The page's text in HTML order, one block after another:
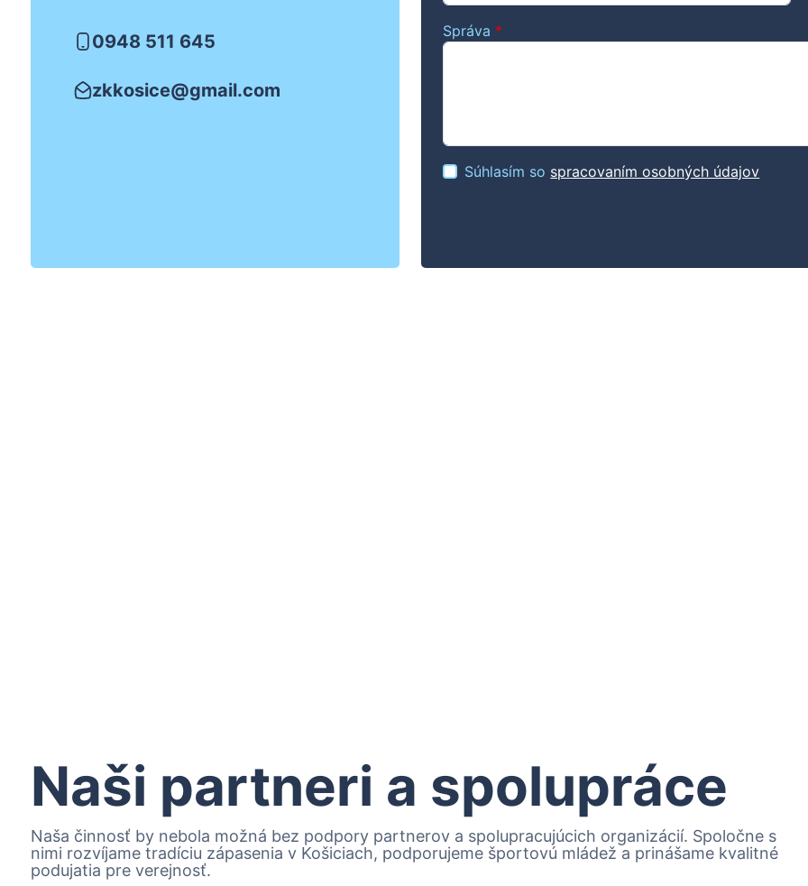
0948 511 645
zkkosice@gmail.com
Správa *
Súhlasím so spracovaním osobných údajov
Naši partneri a spolupráce
Naša činnosť by nebola možná bez podpory partnerov a spolupracujúcich organizácií. Spoločne s
nimi rozvíjame tradíciu zápasenia v Košiciach, podporujeme športovú mládež a prinášame kvalitné
podujatia pre verejnosť.